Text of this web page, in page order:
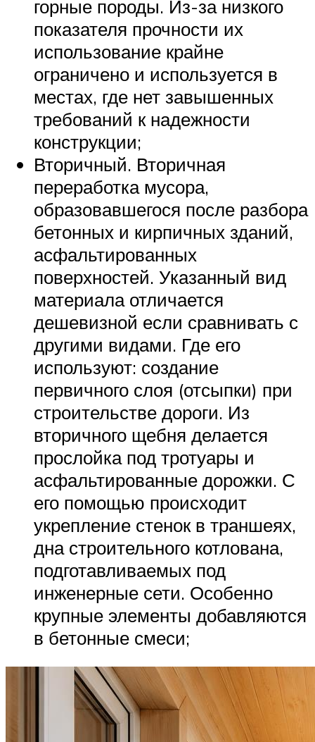
горные породы. Из-за низкого
показателя прочности их
использование крайне
ограничено и используется в
местах, где нет завышенных
требований к надежности
конструкции;
Вторичный. Вторичная
переработка мусора,
образовавшегося после разбора
бетонных и кирпичных зданий,
асфальтированных
поверхностей. Указанный вид
материала отличается
дешевизной если сравнивать с
другими видами. Где его
используют: создание
первичного слоя (отсыпки) при
строительстве дороги. Из
вторичного щебня делается
прослойка под тротуары и
асфальтированные дорожки. С
его помощью происходит
укрепление стенок в траншеях,
дна строительного котлована,
подготавливаемых под
инженерные сети. Особенно
крупные элементы добавляются
в бетонные смеси;